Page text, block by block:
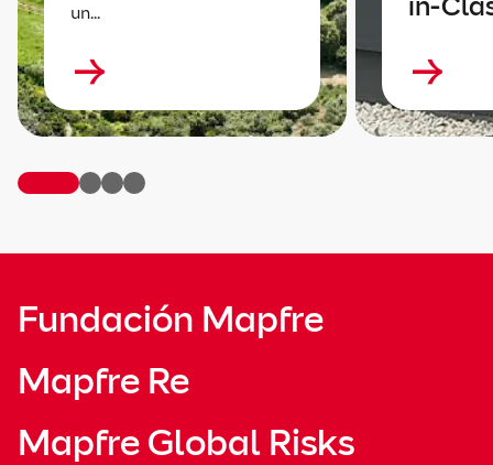
un...
Fundación Mapfre
Mapfre Re
Mapfre Global Risks